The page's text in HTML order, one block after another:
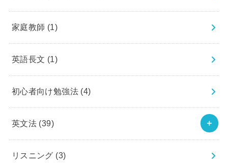
家庭教師 (1)
英語長文 (1)
初心者向け勉強法 (4)
英文法 (39)
リスニング (3)